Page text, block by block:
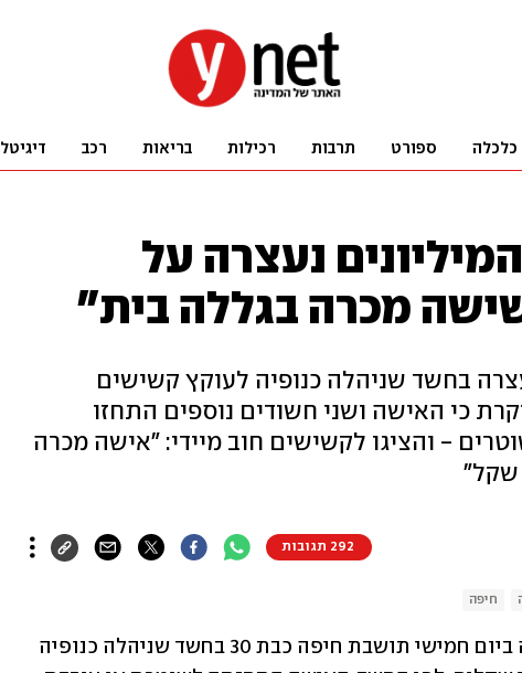
כלכלה ספורט תרבות רכילות בריאות רכב דיגיטל
נעצרה על
מכרה בגללה בית"
בחשד שניהלה כנופיה לעוקץ קשישים
כי האישה ושני חשודים נוספים התחזו
- והציגו לקשישים חוב מיידי: "אישה מכרה
שקל"
292 תגובות
חיפה